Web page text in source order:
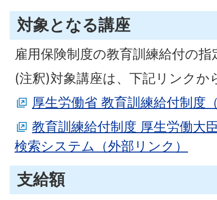
対象となる講座
雇用保険制度の教育訓練給付の指
(注釈)対象講座は、下記リンクか
厚生労働省 教育訓練給付制度
教育訓練給付制度 厚生労働大
検索システム（外部リンク）
支給額